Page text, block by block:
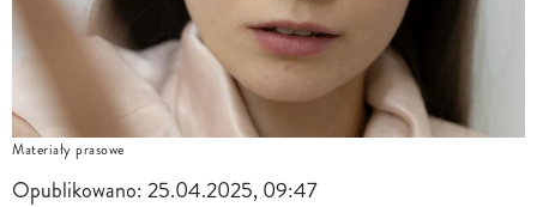
Materiały prasowe
Opublikowano:25.04.2025, 09:47